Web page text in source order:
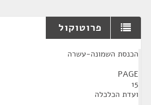
פרוטוקול
הכנסת השמונה-עשרה
PAGE
15
ועדת הכלכלה